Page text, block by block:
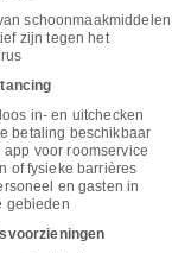
schoonmaakmiddelen
zijn tegen het
in- en uitchecken
betaling beschikbaar
app voor roomservice
of fysieke barrières
en gasten in
gebieden